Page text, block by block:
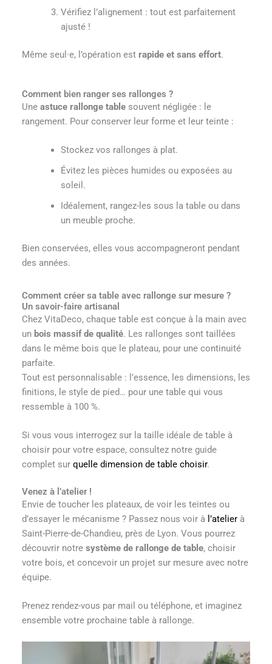
Vérifiez l’alignement : tout est parfaitement
ajusté !
Même seul·e, l’opération est rapide et sans effort.
Comment bien ranger ses rallonges ?
Une astuce rallonge tablesouvent négligée : le
rangement. Pour conserver leur forme et leur teinte :
Stockez vos rallonges à plat.
Évitez les pièces humides ou exposées au
soleil.
Idéalement, rangez-les sous la table ou dans
un meuble proche.
Bien conservées, elles vous accompagneront pendant
des années.
Comment créer sa table avec rallonge sur mesure ?
Un savoir-faire artisanal
Chez VitaDeco, chaque table est conçue à la main avec
un bois massif de qualité. Les rallonges sont taillées
dans le même bois que le plateau, pour une continuité
parfaite.
Tout est personnalisable : l’essence, les dimensions, les
finitions, le style de pied… pour une table qui vous
ressemble à 100 %.
Si vous vous interrogez sur la taille idéale de table à
choisir pour votre espace, consultez notre guide
complet sur quelle dimension de table choisir.
Venez à l’atelier !
Envie de toucher les plateaux, de voir les teintes ou
d’essayer le mécanisme ? Passez nous voir à l’atelierà
Saint-Pierre-de-Chandieu, près de Lyon. Vous pourrez
découvrir notre système de rallonge de table, choisir
votre bois, et concevoir un projet sur mesure avec notre
équipe.
Prenez rendez-vous par mail ou téléphone, et imaginez
ensemble votre prochaine table à rallonge.